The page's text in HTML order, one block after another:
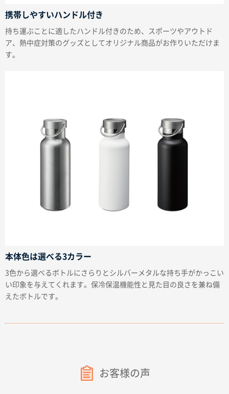
携帯しやすいハンドル付き
持ち運ぶことに適したハンドル付きのため、スポーツやアウトド
ア、熱中症対策のグッズとしてオリジナル商品がお作りいただけま
す。
本体色は選べる3カラー
3色から選べるボトルにさらりとシルバーメタルな持ち手がかっこい
い印象を与えてくれます。保冷保温機能性と見た目の良さを兼ね備
えたボトルです。
お客様の声